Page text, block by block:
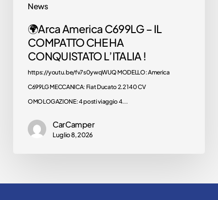
News
🌍Arca America C699LG – IL
COMPATTO CHE HA
CONQUISTATO L’ITALIA !
https://youtu.be/fv7s0ywqWUQ MODELLO: America
C699LG MECCANICA: Fiat Ducato 2.2 140 CV
OMOLOGAZIONE: 4 posti viaggio 4...
CarCamper
Luglio 8, 2026